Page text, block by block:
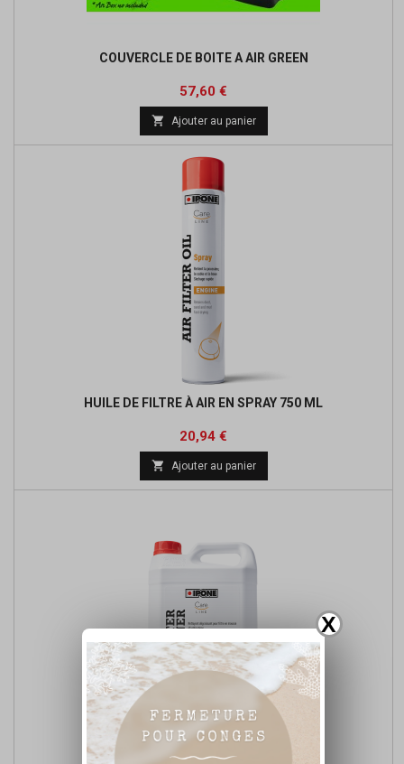
X
COUVERCLE DE BOITE A AIR GREEN
Prix
57,60 €
base
 Ajouter au panier
HUILE DE FILTRE À AIR EN SPRAY 750 ML
Prix
20,94 €
base
 Ajouter au panier
NETTOYANT FILTRES À AIR 5L